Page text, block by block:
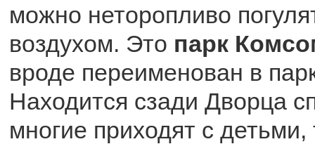
можно неторопливо
воздухом. Это парк
вроде переименован в
Находится сзади Дворца
многие приходят с детьми,